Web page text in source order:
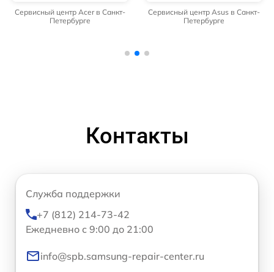
Сервисный центр Acer в Санкт-
Петербурге
Сервисный центр Asus в Санкт-
Петербурге
Контакты
Служба поддержки
+7 (812) 214-73-42
Ежедневно с 9:00 до 21:00
info@spb.samsung-repair-center.ru